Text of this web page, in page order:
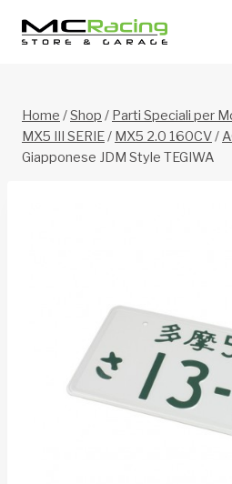
Home /Shop / Parti Speciali per
MX5 III SERIE/ MX5 2.0 160CV/
Giapponese JDM Style TEGIWA